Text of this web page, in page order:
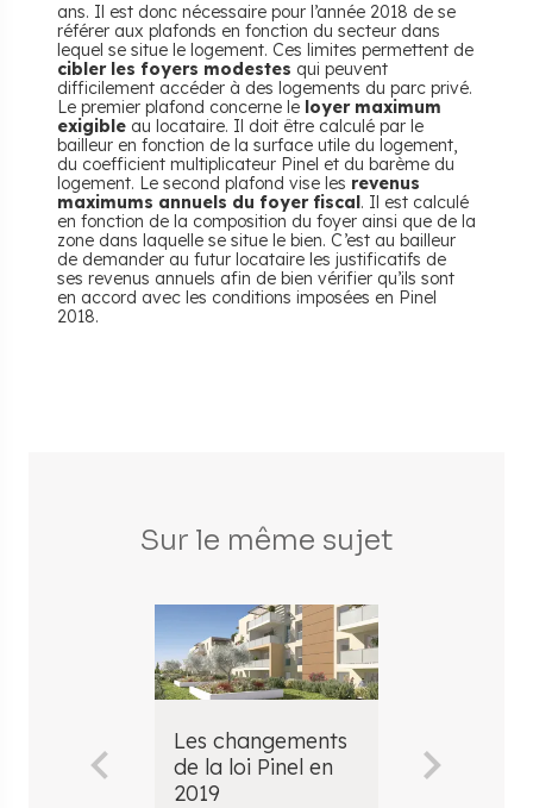
ans. Il est donc nécessaire pour l’année 2018 de se
référer aux plafonds en fonction du secteur dans
lequel se situe le logement. Ces limites permettent de
cibler les foyers modestes qui peuvent
difficilement accéder à des logements du parc privé.
Le premier plafond concerne le loyer maximum
exigible au locataire. Il doit être calculé par le
bailleur en fonction de la surface utile du logement,
du coefficient multiplicateur Pinel et du barème du
logement. Le second plafond vise les revenus
maximums annuels du foyer fiscal. Il est calculé
en fonction de la composition du foyer ainsi que de la
zone dans laquelle se situe le bien. C’est au bailleur
de demander au futur locataire les justificatifs de
ses revenus annuels afin de bien vérifier qu’ils sont
en accord avec les conditions imposées en Pinel
2018.
Sur le même sujet
Les changements
de la loi Pinel en
2019
de la loi